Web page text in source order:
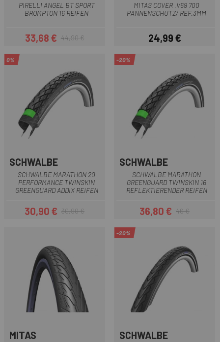
PIRELLI ANGEL BT SPORT
BROMPTON 16 REIFEN
Preis
33,68 €Regulärer Preis
44,90 €
MITAS COVER .V69 700
PANNENSCHUTZ/ REF.3MM
Preis
24,99 €
0%
SCHWALBE
SCHWALBE MARATHON 20
PERFORMANCE TWINSKIN
GREENGUARD ADDIX REIFEN
Preis
30,90 €Regulärer Preis
30,90 €
-20%
SCHWALBE
SCHWALBE MARATHON
GREENGUARD TWINSKIN 16
REFLEKTIERENDER REIFEN
Preis
36,80 €Regulärer Preis
46 €
MITAS
-20%
SCHWALBE